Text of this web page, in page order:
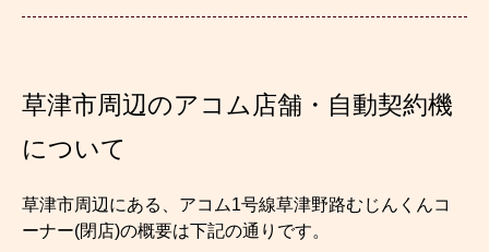
草津市周辺のアコム店舗・自動契約機
について
草津市周辺にある、アコム1号線草津野路むじんくんコ
ーナー(閉店)の概要は下記の通りです。